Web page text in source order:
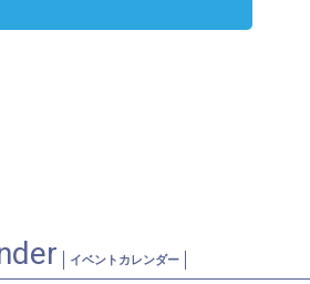
イベントカレンダー